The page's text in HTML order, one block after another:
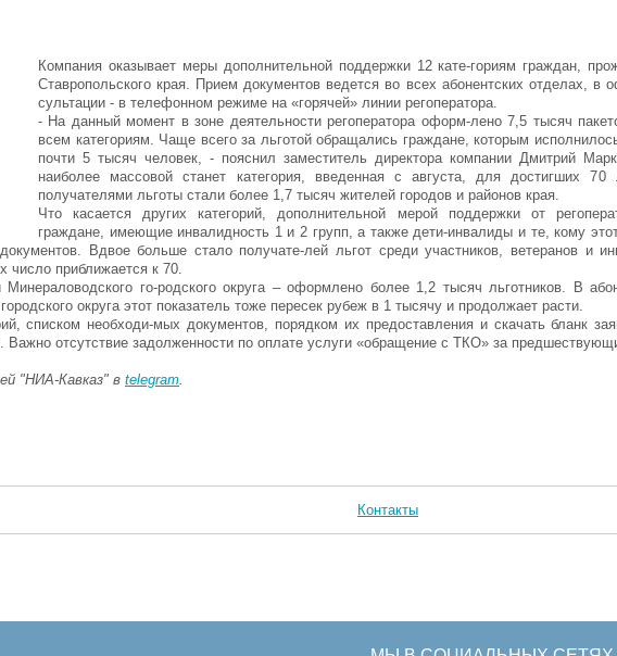
Компания оказывает меры дополнительной поддержки 12 кате-гориям граждан,
Ставропольского края. Прием документов ведется во всех абонентских отделах,
сультации - в телефонном режиме на «горячей» линии регоператора.
- На данный момент в зоне деятельности регоператора оформ-лено 7,5 тысяч
всем категориям. Чаще всего за льготой обращались граждане, которым
почти 5 тысяч человек, - пояснил заместитель директора компании Дмитрий
наиболее массовой станет категория, введенная с августа, для достигших
получателями льготы стали более 1,7 тысяч жителей городов и районов края.
Что касается других категорий, дополнительной мерой поддержки от
граждане, имеющие инвалидность 1 и 2 групп, а также дети-инвалиды и те, кому
Вдвое больше стало получате-лей льгот среди участников, ветеранов и
приближается к 70.
го-родского округа – оформлено более 1,2 тысяч льготников. В
округа этот показатель тоже пересек рубеж в 1 тысячу и продолжает расти.
списком необходи-мых документов, порядком их предоставления и скачать бланк
Важно отсутствие задолженности по оплате услуги «обращение с ТКО» за
"НИА-Кавказ" в telegram
Контакты